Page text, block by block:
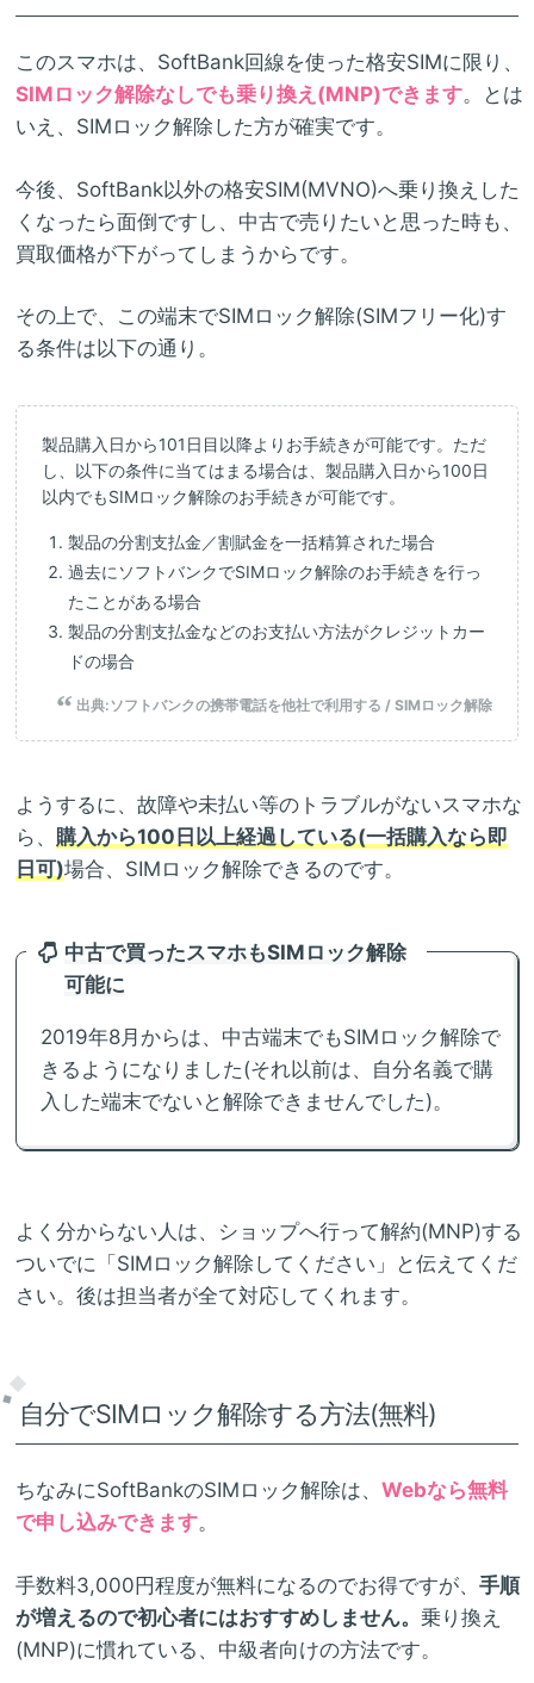
このスマホは、SoftBank回線を使った格安SIMに限り、
SIMロック解除なしでも乗り換え(MNP)できます。とは
いえ、SIMロック解除した方が確実です。
今後、SoftBank以外の格安SIM(MVNO)へ乗り換えした
くなったら面倒ですし、中古で売りたいと思った時も、
買取価格が下がってしまうからです。
その上で、この端末でSIMロック解除(SIMフリー化)す
る条件は以下の通り。
製品購入日から101日目以降よりお手続きが可能です。ただ
し、以下の条件に当てはまる場合は、製品購入日から100日
以内でもSIMロック解除のお手続きが可能です。
製品の分割支払金／割賦金を一括精算された場合
過去にソフトバンクでSIMロック解除のお手続きを行っ
たことがある場合
製品の分割支払金などのお支払い方法がクレジットカー
ドの場合
出典:ソフトバンクの携帯電話を他社で利用する / SIMロック解除
ようするに、故障や未払い等のトラブルがないスマホな
ら、 購入から100日以上経過している(一括購入なら即
日可)場合、SIMロック解除できるのです。
中古で買ったスマホもSIMロック解除
可能に
2019年8月からは、中古端末でもSIMロック解除で
きるようになりました(それ以前は、自分名義で購
入した端末でないと解除できませんでした)。
よく分からない人は、ショップへ行って解約(MNP)する
ついでに「SIMロック解除してください」と伝えてくだ
さい。後は担当者が全て対応してくれます。
自分でSIMロック解除する方法(無料)
ちなみにSoftBankのSIMロック解除は、 Webなら無料
で申し込みできます。
手数料3,000円程度が無料になるのでお得ですが、 手順
が増えるので初心者にはおすすめしません。 乗り換え
(MNP)に慣れている、中級者向けの方法です。